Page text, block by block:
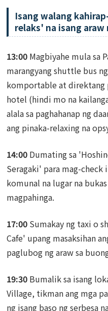
Isang walang
relaks' na isang
13:00 Magbiyahe mula sa
marangyang shuttle bus
komportable at direktang
hotel (hindi mo na
alala sa paghahanap ng
ang pinaka-relaxing na
14:00 Dumating sa
Seragaki' para mag-
komunal na lugar na
magpahinga.
17:00 Sumakay ng taxi o
Cafe' upang masaksihan
paglubog ng araw sa
19:30 Bumalik sa isang
Village, tikman ang mga
ng isang baso ng serbesa